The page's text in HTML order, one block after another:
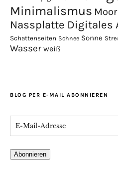
Minimalismus Moor
Nassplatte Digitales
Schattenseiten Schnee Sonne
Wasser weiß
BLOG PER E-MAIL ABONNIEREN
Abonnieren